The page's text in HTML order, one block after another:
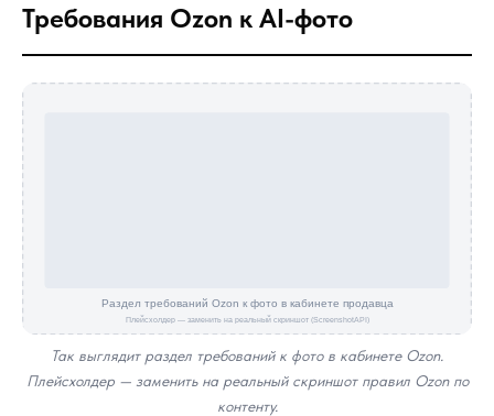
Требования Ozon к AI-фото
Так выглядит раздел требований к фото в кабинете Ozon.
Плейсхолдер — заменить на реальный скриншот правил Ozon по
контенту.